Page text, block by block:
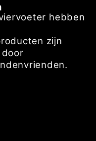
hebben
zijn